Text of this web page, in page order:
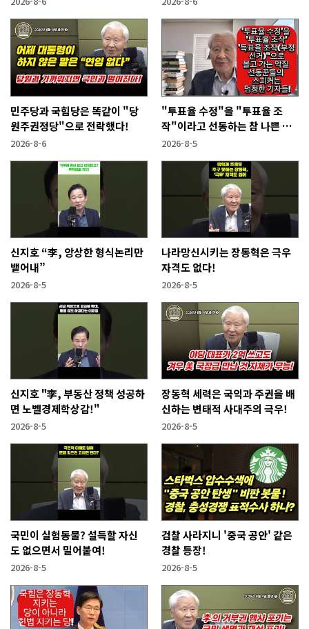
민주당과 국힘당은 똑같이 "당
원주권정당"으로 전락했다!
2026-8-6
"투표율 수정"을 "투표율 조
작"이라고 선동하는 참 나쁜 사
람들!
2026-8-5
신지호 “李, 앙상한 형식논리만
뱉어내”
2026-8-5
나라망신시키는 장동혁은 극우
자격도 없다!
2026-8-5
신지호 "李, 부동산 정책 성공하
면 노벨경제학상감!"
2026-8-5
장동혁 세력은 국익과 주권을 배
신하는 변태적 사대주의 극우!
2026-8-5
국민이 실험동물? 설득할 자신
도 없으면서 밀어붙여!
2026-8-5
검찰 사라지니 '중국 공안' 같은
경찰 등장!
2026-8-5